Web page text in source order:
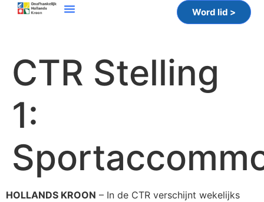
Word lid >
CTR Stelling
1:
HOLLANDS KROON – In de CTR verschijnt wekelijks